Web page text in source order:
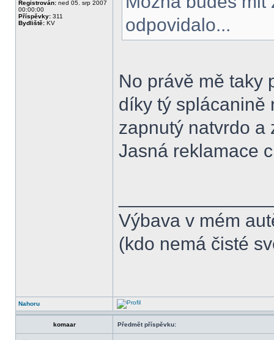
Registrován: ned 05. srp 2007
00:00:00
Příspěvky: 311
Bydliště: KV
odpovidalo...
No právě mě taky
díky tý splácanině
zapnutý natvrdo a
Jasná reklamace
Výbava v mém
(kdo nemá čisté
Nahoru
komaar Předmět příspěvku: